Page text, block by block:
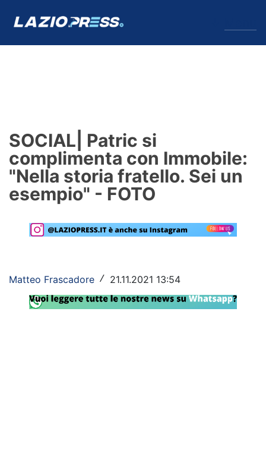
Formello
Infortuni
Primavera
Calciomercato
Rassegna Lazio
Social
SOCIAL| Patric si
complimenta con Immobile:
"Nella storia fratello. Sei un
esempio" - FOTO
Matteo Frascadore / 21.11.2021 13:54